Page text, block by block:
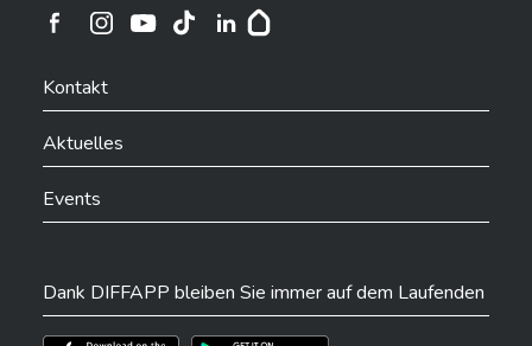
Ville de Differdange sur Instagram
Kontakt
Aktuelles
Events
Dank DIFFAPP bleiben Sie immer auf dem Laufenden